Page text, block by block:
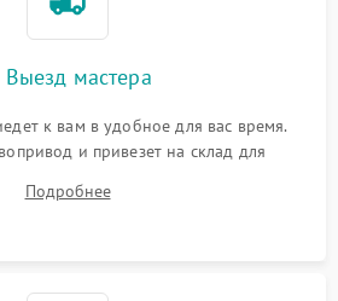
Выезд мастера
к вам в удобное для вас время.
и привезет на склад для
Подробнее